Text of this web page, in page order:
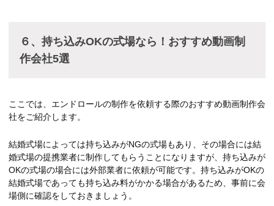
６、持ち込みOKの式場なら！おすすめ動画制
作会社5選
ここでは、エンドロールの制作を依頼する際のおすすめ動画制作会
社をご紹介します。
結婚式場によっては持ち込みがNGの式場もあり、その場合には結
婚式場の提携業者に制作してもらうことになりますが、持ち込みが
OKの式場の場合には外部業者に依頼が可能です。持ち込みがOKの
結婚式場であっても持ち込み料がかかる場合があるため、事前に会
場側に確認をしておきましょう。